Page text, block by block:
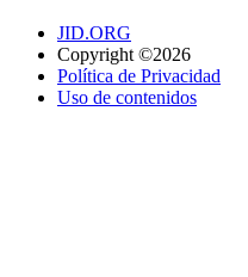
JID.ORG
Copyright ©2026
Política de Privacidad
Uso de contenidos